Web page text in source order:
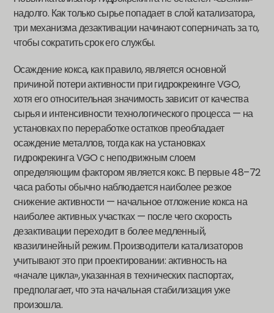
надолго. Как только сырье попадает в слой катализатора,
три механизма дезактивации начинают соперничать за то,
чтобы сократить срок его службы.
Осаждение кокса, как правило, является основной
причиной потери активности при гидрокрекинге VGO,
хотя его относительная значимость зависит от качества
сырья и интенсивности технологического процесса — на
установках по переработке остатков преобладает
осаждение металлов, тогда как на установках
гидрокрекинга VGO с неподвижным слоем
определяющим фактором является кокс. В первые 48–72
часа работы обычно наблюдается наиболее резкое
снижение активности — начальное отложение кокса на
наиболее активных участках — после чего скорость
дезактивации переходит в более медленный,
квазилинейный режим. Производители катализаторов
учитывают это при проектировании: активность на
«начале цикла», указанная в технических паспортах,
предполагает, что эта начальная стабилизация уже
произошла.